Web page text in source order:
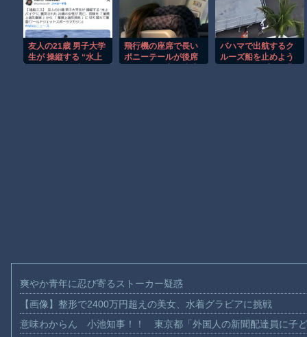
ｗｗｗ 左派活動家の末路
友人の21歳 男子大学
生が 操縦する “水上
飛行機の座席で長い
ポニーテールが後席
バハマで出航するク
ルーズ船を止めよう
爽やか青年に忍び寄るストーカー疑惑
【画像】整形で2400万円超えの美女、水着グラビアに挑戦
意味わからん 小池知事！！ 東京都「外国人の新聞配達員に子